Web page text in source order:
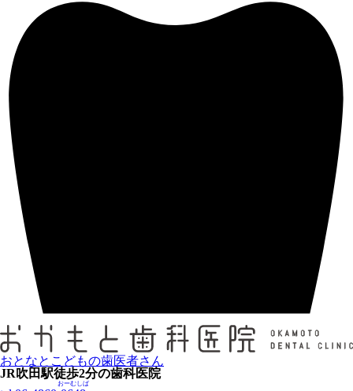
おとなとこどもの歯医者さん
JR吹田駅徒歩2分の歯科医院
おーむしば